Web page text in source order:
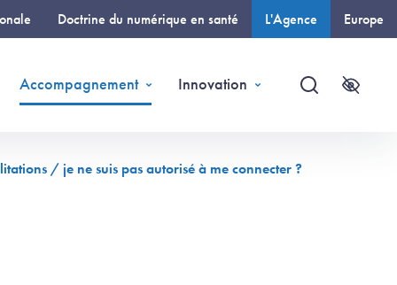
Doctrine du numérique en santé L'Agence Europe
Accompagnement Innovation
Recherche
/ je ne suis pas autorisé à me connecter ?